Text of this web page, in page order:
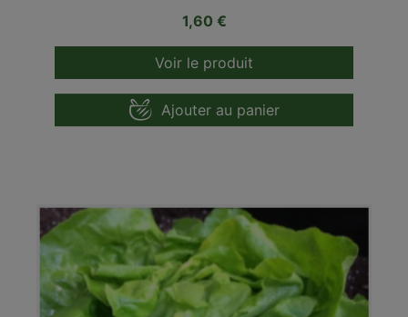
Prix
1,60 €
Voir le produit
Ajouter au panier